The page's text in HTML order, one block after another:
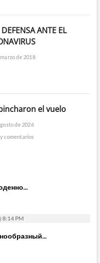
ANTE EL
de 2018
el vuelo
de 2026
comentarios
8:14 PM